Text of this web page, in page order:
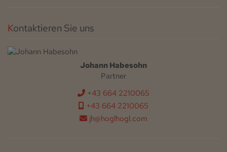
Kontaktieren Sie uns
Johann Habesohn
Partner
+43 664 2210065
+43 664 2210065
jh@hoglhogl.com